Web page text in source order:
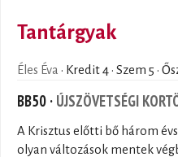
Tantárgyak
Éles Éva · Kredit 4 · Szem 5 ·
BB50 · ÚJSZÖVETSÉGI
A Krisztus előtti bő három
olyan változások mentek